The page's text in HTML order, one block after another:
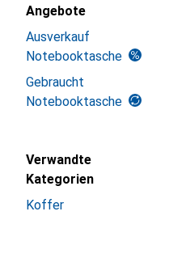
Angebote
Ausverkauf
Notebooktasche
Gebraucht
Notebooktasche
Verwandte
Kategorien
Koffer